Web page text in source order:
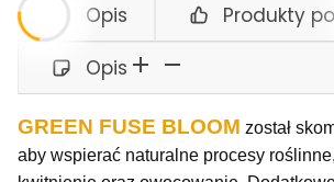
Opis
Produkty
Opis
GREEN FUSE BLOOM został
aby wspierać naturalne procesy